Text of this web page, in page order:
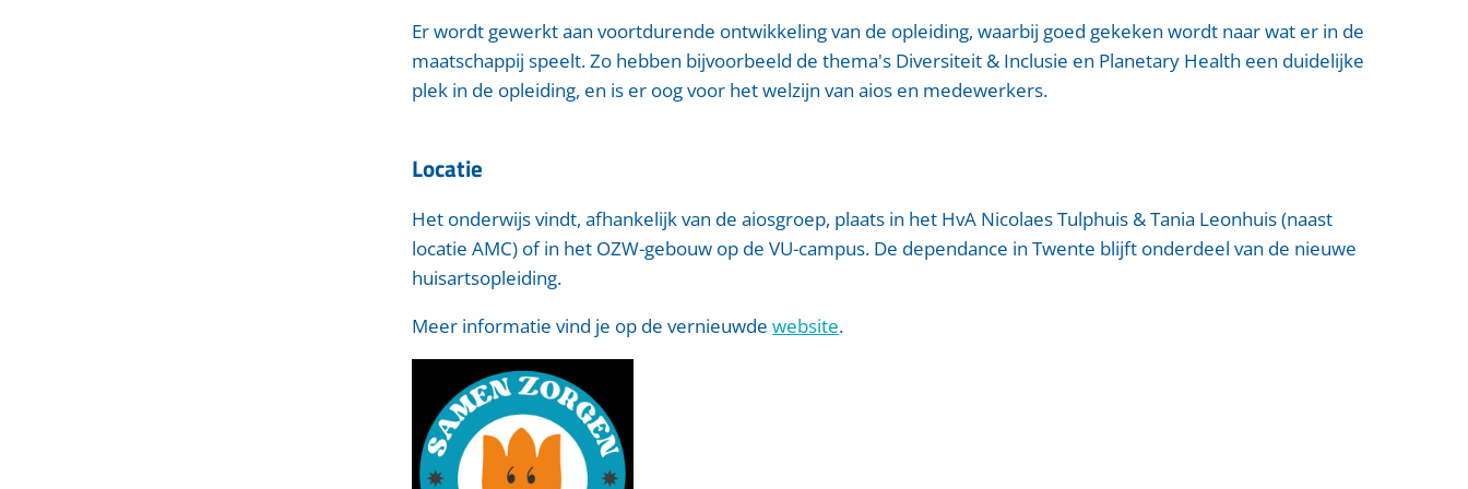
Er wordt gewerkt aan voortdurende ontwikkeling van de opleiding, waarbij goed gekeken wordt naar wat er in de
maatschappij speelt. Zo hebben bijvoorbeeld de thema's Diversiteit & Inclusie en Planetary Health een duidelijke
plek in de opleiding, en is er oog voor het welzijn van aios en medewerkers.
Locatie
Het onderwijs vindt, afhankelijk van de aiosgroep, plaats in het HvA Nicolaes Tulphuis & Tania Leonhuis (naast
locatie AMC) of in het OZW-gebouw op de VU-campus. De dependance in Twente blijft onderdeel van de nieuwe
huisartsopleiding.
Meer informatie vind je op de vernieuwdewebsite.